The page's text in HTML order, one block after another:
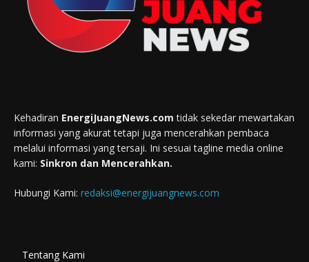
Kehadiran EnergiJuangNews.com tidak sekedar mewartakan
informasi yang akurat tetapi juga mencerahkan pembaca
melalui informasi yang tersaji. Ini sesuai tagline media online
kami: Sinkron dan Mencerahkan.
Hubungi Kami: redaksi@energijuangnews.com
Tentang Kami